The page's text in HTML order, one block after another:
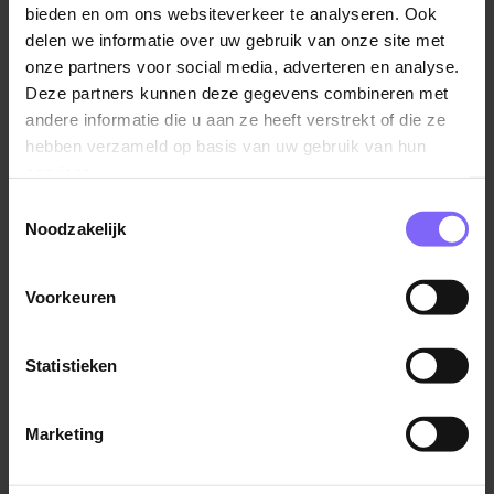
bieden en om ons websiteverkeer te analyseren. Ook
delen we informatie over uw gebruik van onze site met
onze partners voor social media, adverteren en analyse.
Deze partners kunnen deze gegevens combineren met
andere informatie die u aan ze heeft verstrekt of die ze
hebben verzameld op basis van uw gebruik van hun
Noodzakelijk
Voorkeuren
Statistieken
Marketing
veel verantwoordelijkheid en er is ruimte voor
ontwikkeling. Bij ALDI passen dan ook mensen die van
aanpakken weten. Daarnaast herken jij jezelf in
onderstaande punten:
Je bent op zoek naar je eerste of tweede (bij)baan
Je bent flexibel inzetbaar
Om deze reden wil je bij ALDI werken
dat biedt kansen. Dat wat je niet zou verwachten is er
wel degelijk. We kunnen er veel over vertellen, toch